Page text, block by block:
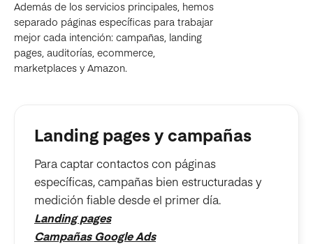
Además de los servicios principales, hemos
separado páginas específicas para trabajar
mejor cada intención: campañas, landing
pages, auditorías, ecommerce,
marketplaces y Amazon.
Landing pages y campañas
Para captar contactos con páginas
específicas, campañas bien estructuradas y
medición fiable desde el primer día.
Landing pages
Campañas Google Ads